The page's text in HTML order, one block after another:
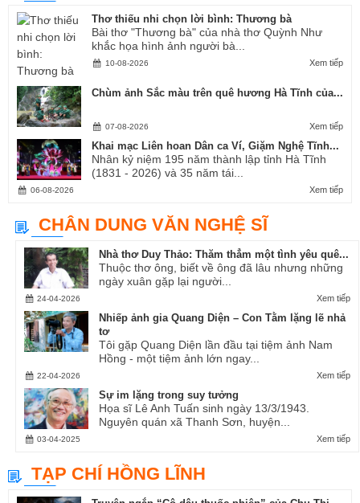
Thơ thiếu nhi chọn lời bình: Thương bà
Bài thơ "Thương bà" của nhà thơ Quỳnh Như
khắc họa hình ảnh người bà...
Xem tiếp
10-08-2026
Chùm ảnh Sắc màu trên quê hương Hà Tĩnh của...
Xem tiếp
07-08-2026
Khai mạc Liên hoan Dân ca Ví, Giặm Nghệ Tĩnh...
Nhân kỷ niệm 195 năm thành lập tỉnh Hà Tĩnh
(1831 - 2026) và 35 năm tái...
Xem tiếp
06-08-2026
CHÂN DUNG VĂN NGHỆ SĨ
Nhà thơ Duy Thảo: Thăm thẳm một tình yêu quê...
Thuộc thơ ông, biết về ông đã lâu nhưng những
ngày xuân gặp lại người...
Xem tiếp
24-04-2026
Nhiếp ảnh gia Quang Diện – Con Tằm lặng lẽ nhả
tơ
Tôi gặp Quang Diện lần đầu tại tiệm ảnh Nam
Hồng - một tiệm ảnh lớn ngay...
Xem tiếp
22-04-2026
Sự im lặng trong suy tưởng
Họa sĩ Lê Anh Tuấn sinh ngày 13/3/1943.
Nguyên quán xã Thanh Sơn, huyện...
Xem tiếp
03-04-2025
TẠP CHÍ HỒNG LĨNH